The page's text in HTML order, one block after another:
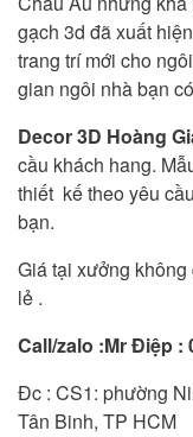
gạch 3d đã xuất
trang trí mới cho
gian ngôi nhà bạn
Decor 3D Hoàng
cầu khách hang.
thiết kế theo yêu
bạn.
Giá tại xưởng
lẻ .
Call/zalo :Mr Điệp :
Đc : CS1: phường
Tân Binh, TP HCM